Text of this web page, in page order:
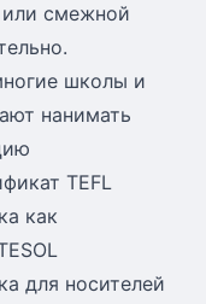
или смежной
школы и
нанимать
TEFL
как
для носителей